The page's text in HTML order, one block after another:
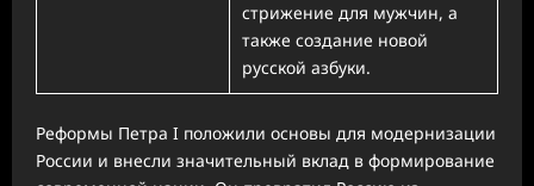
стрижение для мужчин, а
также создание новой
русской азбуки.
Реформы Петра I положили основы для модернизации
России и внесли значительный вклад в формирование